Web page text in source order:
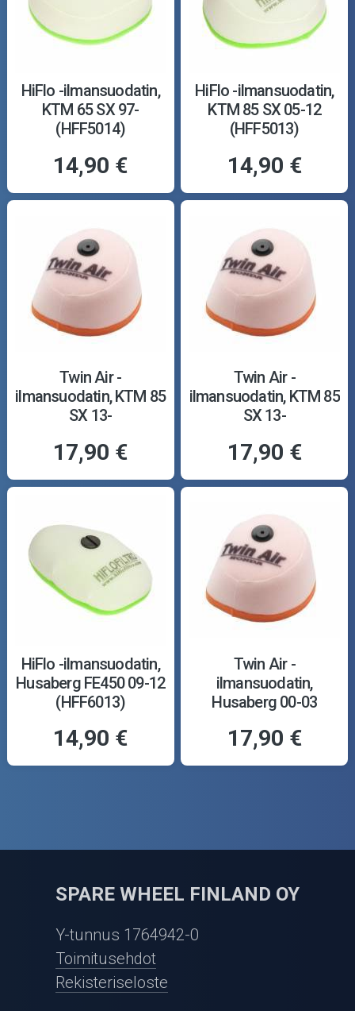
HiFlo -ilmansuodatin,
KTM 65 SX 97-
(HFF5014)
14,90 €
HiFlo -ilmansuodatin,
KTM 85 SX 05-12
(HFF5013)
14,90 €
Twin Air -
ilmansuodatin, KTM 85
SX 13-
17,90 €
Twin Air -
ilmansuodatin, KTM 85
SX 13-
17,90 €
HiFlo -ilmansuodatin,
Husaberg FE450 09-12
(HFF6013)
14,90 €
Twin Air -
ilmansuodatin,
Husaberg 00-03
17,90 €
SPARE WHEEL FINLAND OY
Y-tunnus 1764942-0
Toimitusehdot
Rekisteriseloste